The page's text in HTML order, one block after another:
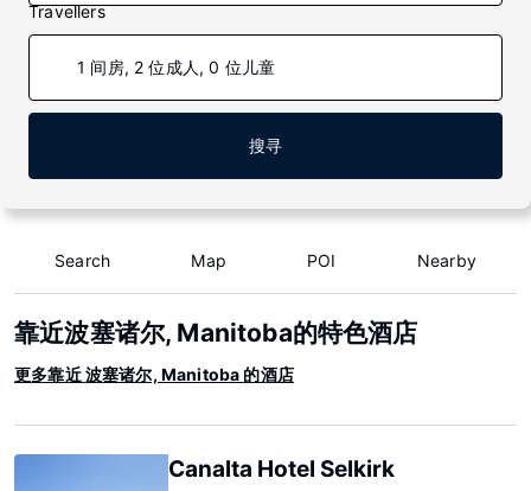
Travellers
1 间房, 2 位成人, 0 位儿童
搜寻
Search Map POI Nearby
靠近波塞诸尔, Manitoba的特色酒店
更多靠近 波塞诸尔, Manitoba 的酒店
Canalta Hotel Selkirk